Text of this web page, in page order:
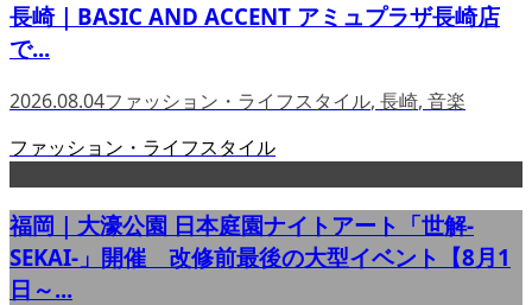
長崎｜BASIC AND ACCENT アミュプラザ長崎店
で...
2026.08.04ファッション・ライフスタイル, 長崎, 音楽
ファッション・ライフスタイル
福岡｜大濠公園 日本庭園ナイトアート「世解-
SEKAI-」開催 改修前最後の大型イベント【8月1
日～...